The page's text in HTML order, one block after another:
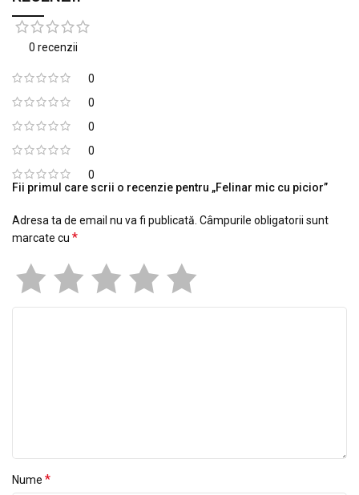
0 recenzii
0
0
0
0
0
Fii primul care scrii o recenzie pentru „Felinar mic cu picior”
Adresa ta de email nu va fi publicată. Câmpurile obligatorii sunt
marcate cu *
Nume *